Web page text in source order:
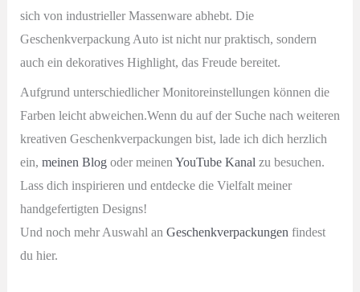
sich von industrieller Massenware abhebt. Die
Geschenkverpackung Auto ist nicht nur praktisch, sondern
auch ein dekoratives Highlight, das Freude bereitet.
Aufgrund unterschiedlicher Monitoreinstellungen können die
Farben leicht abweichen.Wenn du auf der Suche nach weiteren
kreativen Geschenkverpackungen bist, lade ich dich herzlich
ein, meinen Blogoder meinen YouTube Kanal zu besuchen.
Lass dich inspirieren und entdecke die Vielfalt meiner
handgefertigten Designs!
Und noch mehr Auswahl an Geschenkverpackungen findest
du hier.